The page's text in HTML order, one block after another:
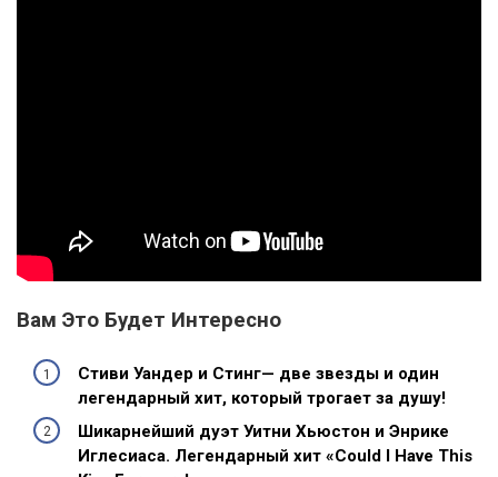
Вам Это Будет Интересно
Стиви Уандер и Стинг— две звезды и один
легендарный хит, который трогает за душу!
Шикарнейший дуэт Уитни Хьюстон и Энрике
Иглесиаса. Легендарный хит «Could I Have This